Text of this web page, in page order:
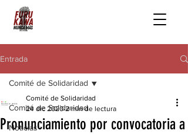
Entrada
Comité de Solidaridad
Noticias
Comité de Solidaridad
Pronunciamiento por convocatoria a
Comité de Solidaridad
24 dic 2020 2 min de lectura